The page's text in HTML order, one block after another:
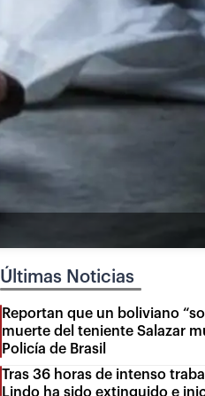
Últimas Noticias
Reportan que un boliviano
muerte del teniente Salazar
Policía de Brasil
Tras 36 horas de intenso
Lindo ha sido extinguido e